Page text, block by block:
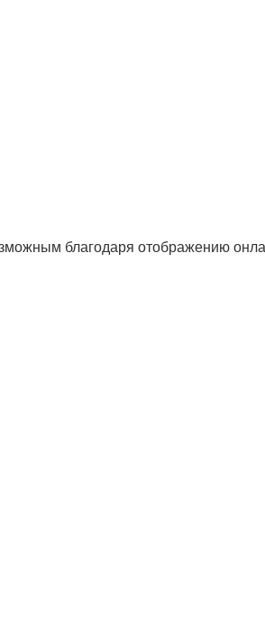
благодаря отображению